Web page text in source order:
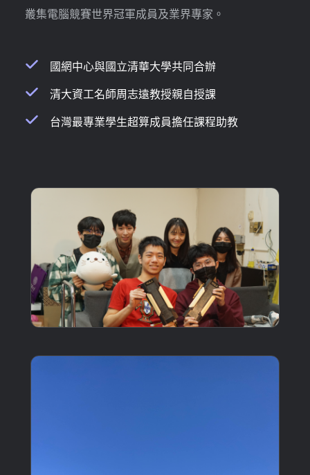
叢集電腦競賽世界冠軍成員及業界專家。
國網中心與國立清華大學共同合辦
清大資工名師周志遠教授親自授課
台灣最專業學生超算成員擔任課程助教